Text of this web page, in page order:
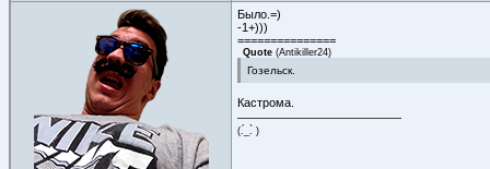
Было.=)
-1+)))
===============
Quote (Antikiller24)
Гозельск.
Кастрома.
(.́_.̀ )